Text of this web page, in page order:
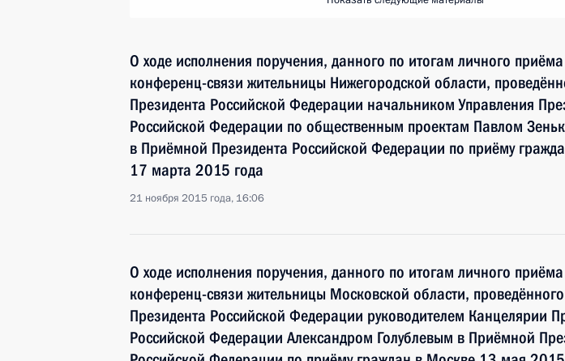
О ходе исполнения поручения, данного по итогам личного
конференц-связи жительницы Нижегородской области,
Президента Российской Федерации начальником Управления
Российской Федерации по общественным проектам Павлом
в Приёмной Президента Российской Федерации по приёму
17 марта 2015 года
21 ноября 2015 года, 16:06
О ходе исполнения поручения, данного по итогам личного
конференц-связи жительницы Московской области,
Президента Российской Федерации руководителем Канцелярии
Российской Федерации Александром Голублевым в Приёмной